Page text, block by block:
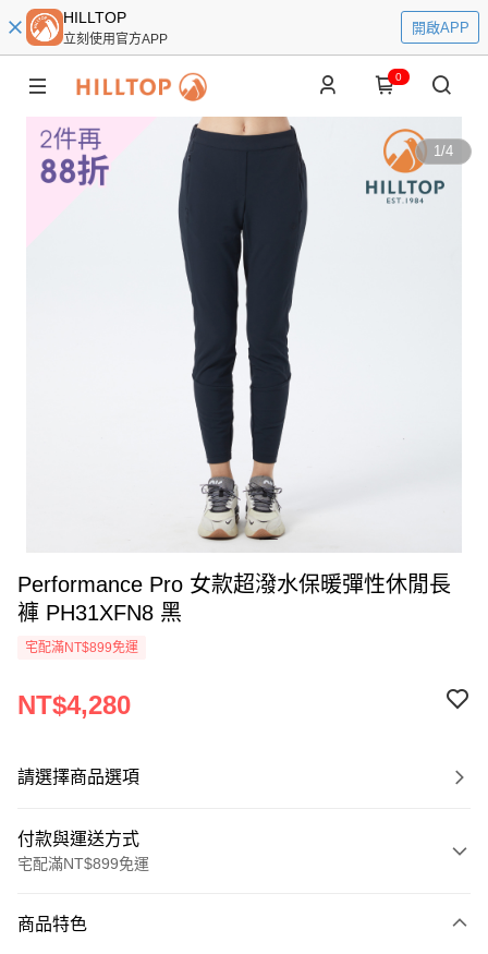
HILLTOP
立刻使用官方APP
開啟APP
0
1/4
Performance Pro 女款超潑水保暖彈性休閒長
褲 PH31XFN8 黑
宅配滿NT$899免運
NT$4,280
請選擇商品選項
付款與運送方式
宅配滿NT$899免運
信用卡一次付款
商品特色